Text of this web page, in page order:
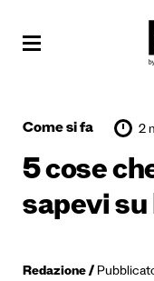
Come si fa 2
5 cose
sapevi
Redazione